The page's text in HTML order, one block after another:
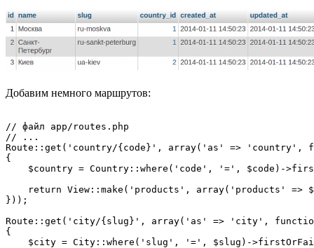
Добавим немного маршрутов:
// файл app/routes.php
// ...
Route::get('country/{code}', array('as' => 'country',
{
$country = Country::where('code', '=', $code)-
return View::make('products', array('products' =>
}));
Route::get('city/{slug}', array('as' => 'city',
{
$city = City::where('slug', '=', $slug)-